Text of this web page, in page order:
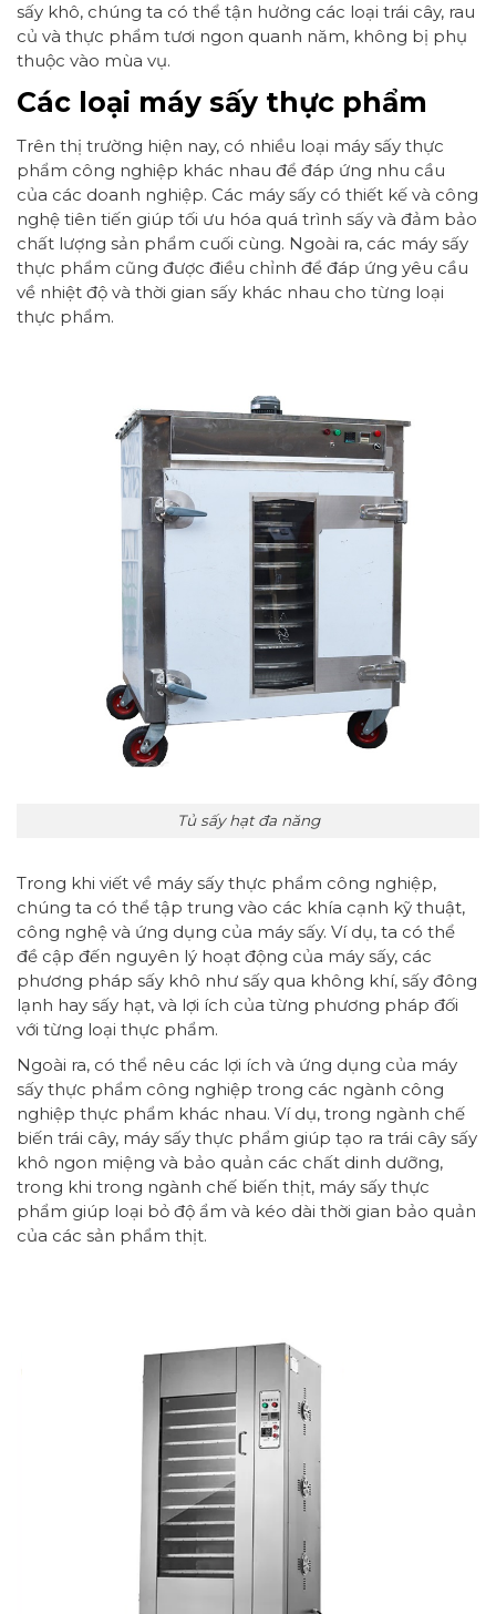
sấy khô, chúng ta có thể tận hưởng các loại trái cây, rau
củ và thực phẩm tươi ngon quanh năm, không bị phụ
thuộc vào mùa vụ.
Các loại máy sấy thực phẩm
Trên thị trường hiện nay, có nhiều loại máy sấy thực
phẩm công nghiệp khác nhau để đáp ứng nhu cầu
của các doanh nghiệp. Các máy sấy có thiết kế và công
nghệ tiên tiến giúp tối ưu hóa quá trình sấy và đảm bảo
chất lượng sản phẩm cuối cùng. Ngoài ra, các máy sấy
thực phẩm cũng được điều chỉnh để đáp ứng yêu cầu
về nhiệt độ và thời gian sấy khác nhau cho từng loại
thực phẩm.
Tủ sấy hạt đa năng
Trong khi viết về máy sấy thực phẩm công nghiệp,
chúng ta có thể tập trung vào các khía cạnh kỹ thuật,
công nghệ và ứng dụng của máy sấy. Ví dụ, ta có thể
đề cập đến nguyên lý hoạt động của máy sấy, các
phương pháp sấy khô như sấy qua không khí, sấy đông
lạnh hay sấy hạt, và lợi ích của từng phương pháp đối
với từng loại thực phẩm.
Ngoài ra, có thể nêu các lợi ích và ứng dụng của máy
sấy thực phẩm công nghiệp trong các ngành công
nghiệp thực phẩm khác nhau. Ví dụ, trong ngành chế
biến trái cây, máy sấy thực phẩm giúp tạo ra trái cây sấy
khô ngon miệng và bảo quản các chất dinh dưỡng,
trong khi trong ngành chế biến thịt, máy sấy thực
phẩm giúp loại bỏ độ ẩm và kéo dài thời gian bảo quản
của các sản phẩm thịt.